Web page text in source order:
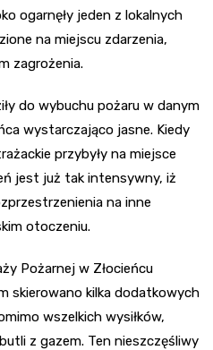
ogarnęły jeden z lokalnych
na miejscu zdarzenia,
zagrożenia.
do wybuchu pożaru w danym
wystarczająco jasne. Kiedy
przybyły na miejsce
jest już tak intensywny, iż
na inne
otoczeniu.
Pożarnej w Złocieńcu
skierowano kilka dodatkowych
wszelkich wysiłków,
z gazem. Ten nieszczęśliwy